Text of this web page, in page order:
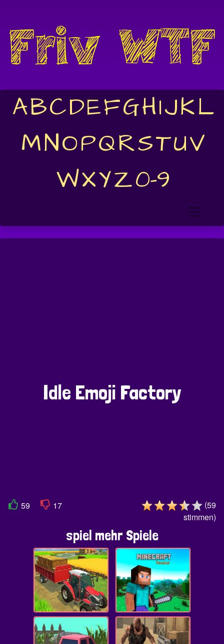
ABCDEFGHIJKL
MNOPQRSTUV
WXYZ0-9
Idle Emoji Factory
59 17 (59
stimmen)
spiel mehr Spiele